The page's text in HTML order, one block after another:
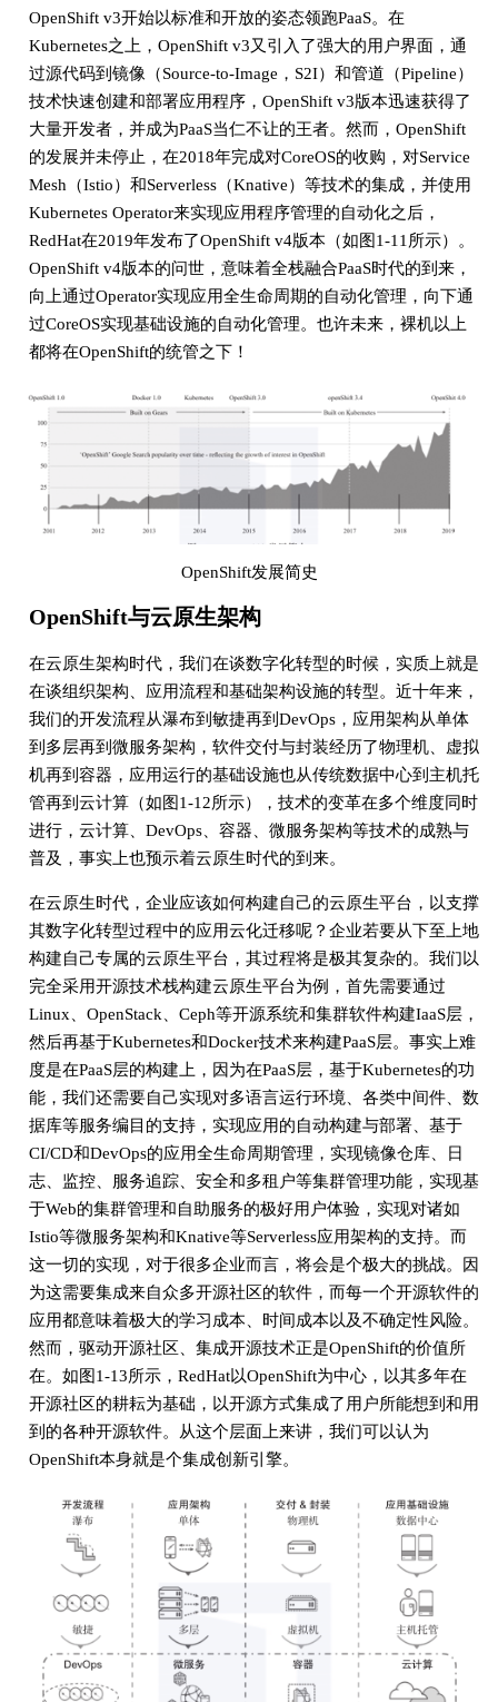
OpenShift v3开始以标准和开放的姿态领跑PaaS。在
Kubernetes之上，OpenShift v3又引入了强大的用户界面，通
过源代码到镜像（Source-to-Image，S2I）和管道（Pipeline）
技术快速创建和部署应用程序，OpenShift v3版本迅速获得了
大量开发者，并成为PaaS当仁不让的王者。然而，OpenShift
的发展并未停止，在2018年完成对CoreOS的收购，对Service
Mesh（Istio）和Serverless（Knative）等技术的集成，并使用
Kubernetes Operator来实现应用程序管理的自动化之后，
RedHat在2019年发布了OpenShift v4版本（如图1-11所示）。
OpenShift v4版本的问世，意味着全栈融合PaaS时代的到来，
向上通过Operator实现应用全生命周期的自动化管理，向下通
过CoreOS实现基础设施的自动化管理。也许未来，裸机以上
都将在OpenShift的统管之下！
OpenShift发展简史
OpenShift与云原生架构
在云原生架构时代，我们在谈数字化转型的时候，实质上就是
在谈组织架构、应用流程和基础架构设施的转型。近十年来，
我们的开发流程从瀑布到敏捷再到DevOps，应用架构从单体
到多层再到微服务架构，软件交付与封装经历了物理机、虚拟
机再到容器，应用运行的基础设施也从传统数据中心到主机托
管再到云计算（如图1-12所示），技术的变革在多个维度同时
进行，云计算、DevOps、容器、微服务架构等技术的成熟与
普及，事实上也预示着云原生时代的到来。
在云原生时代，企业应该如何构建自己的云原生平台，以支撑
其数字化转型过程中的应用云化迁移呢？企业若要从下至上地
构建自己专属的云原生平台，其过程将是极其复杂的。我们以
完全采用开源技术栈构建云原生平台为例，首先需要通过
Linux、OpenStack、Ceph等开源系统和集群软件构建IaaS层，
然后再基于Kubernetes和Docker技术来构建PaaS层。事实上难
度是在PaaS层的构建上，因为在PaaS层，基于Kubernetes的功
能，我们还需要自己实现对多语言运行环境、各类中间件、数
据库等服务编目的支持，实现应用的自动构建与部署、基于
CI/CD和DevOps的应用全生命周期管理，实现镜像仓库、日
志、监控、服务追踪、安全和多租户等集群管理功能，实现基
于Web的集群管理和自助服务的极好用户体验，实现对诸如
Istio等微服务架构和Knative等Serverless应用架构的支持。而
这一切的实现，对于很多企业而言，将会是个极大的挑战。因
为这需要集成来自众多开源社区的软件，而每一个开源软件的
应用都意味着极大的学习成本、时间成本以及不确定性风险。
然而，驱动开源社区、集成开源技术正是OpenShift的价值所
在。如图1-13所示，RedHat以OpenShift为中心，以其多年在
开源社区的耕耘为基础，以开源方式集成了用户所能想到和用
到的各种开源软件。从这个层面上来讲，我们可以认为
OpenShift本身就是个集成创新引擎。